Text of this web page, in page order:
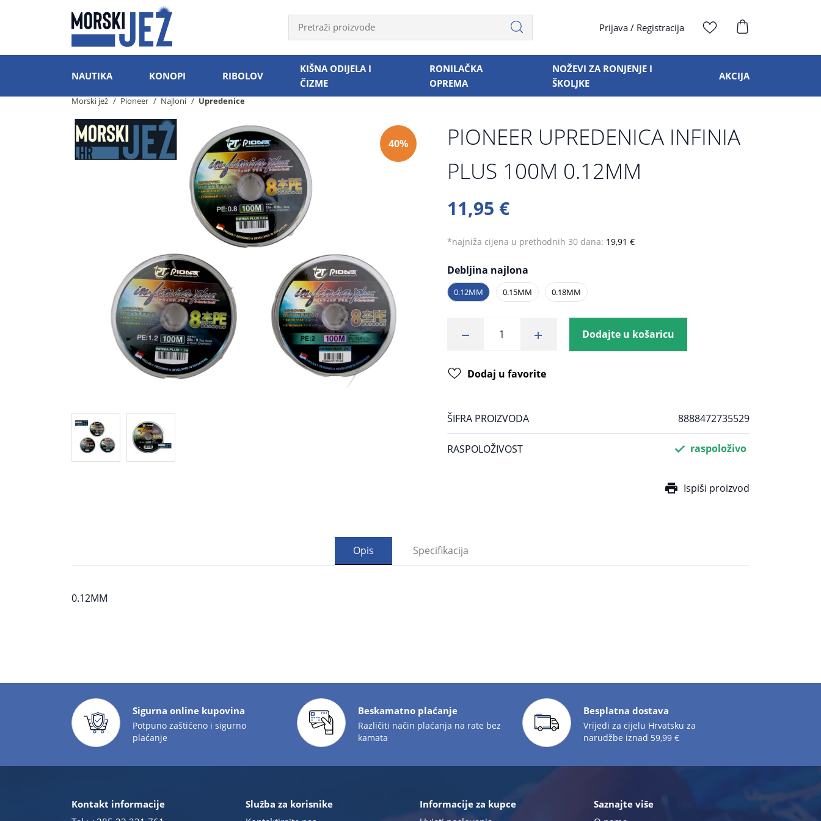
Prijava / Registracija
NAUTIKA KONOPI RIBOLOV
KIŠNA ODIJELA I
ČIZME
RONILAČKA
OPREMA
NOŽEVI ZA RONJENJE I
ŠKOLJKE
AKCIJA
Morski jež Pioneer Najloni Upredenice
40%
PIONEER UPREDENICA INFINIA
PLUS 100M 0.12MM
11,95 €
*najniža cijena u prethodnih 30 dana: 19,91 €
Debljina najlona
0.12MM 0.15MM 0.18MM
Dodajte u košaricu
Dodaj u favorite
ŠIFRA PROIZVODA 8888472735529
RASPOLOŽIVOST raspoloživo
Ispiši proizvod
Opis Specifikacija
0.12MM
Sigurna online kupovina
Potpuno zaštićeno i sigurno
plaćanje
Beskamatno plaćanje
Različiti način plaćanja na rate bez
kamata
Besplatna dostava
Vrijedi za cijelu Hrvatsku za
narudžbe iznad 59,99 €
Kontakt informacije
Služba za korisnike
Informacije za kupce
Saznajte više